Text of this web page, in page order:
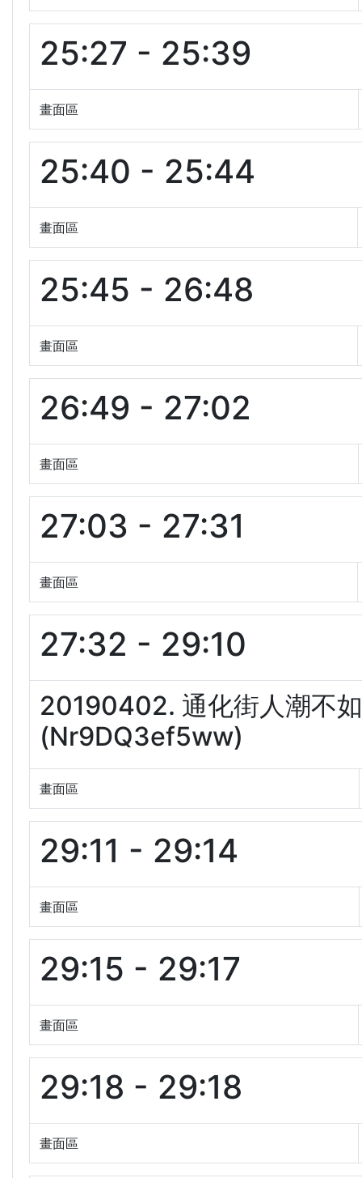
25:27 - 25:39
畫面區
25:40 - 25:44
畫面區
25:45 - 26:48
畫面區
26:49 - 27:02
畫面區
27:03 - 27:31
畫面區
27:32 - 29:10
20190402. 通化街人潮不
(Nr9DQ3ef5ww)
畫面區
29:11 - 29:14
畫面區
29:15 - 29:17
畫面區
29:18 - 29:18
畫面區